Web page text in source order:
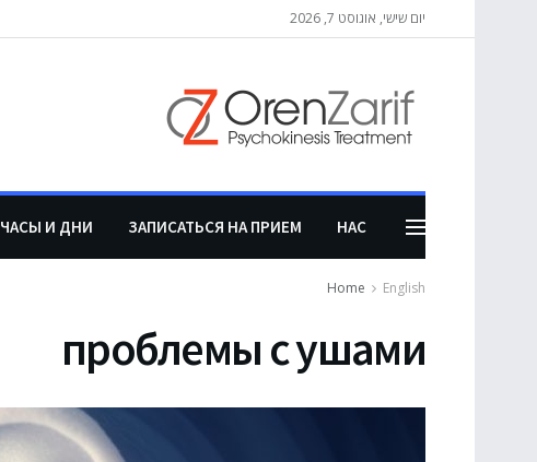
יום שישי, אוגוסט 7, 2026
НАС
ЗАПИСАТЬСЯ НА ПРИЕМ
ЧАСЫ И ДНИ
Home English
проблемы с ушами